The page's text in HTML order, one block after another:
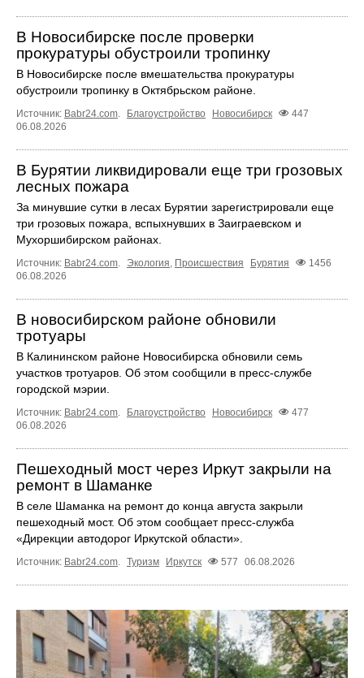
В Новосибирске после проверки
прокуратуры обустроили тропинку
В Новосибирске после вмешательства прокуратуры
обустроили тропинку в Октябрьском районе.
Источник: Babr24.com. Благоустройство Новосибирск
447
06.08.2026
В Бурятии ликвидировали еще три грозовых
лесных пожара
За минувшие сутки в лесах Бурятии зарегистрировали еще
три грозовых пожара, вспыхнувших в Заиграевском и
Мухоршибирском районах.
Источник: Babr24.com. Экология, Происшествия Бурятия
1456
06.08.2026
В новосибирском районе обновили
тротуары
В Калининском районе Новосибирска обновили семь
участков тротуаров. Об этом сообщили в пресс-службе
городской мэрии.
Источник: Babr24.com. Благоустройство Новосибирск
477
06.08.2026
Пешеходный мост через Иркут закрыли на
ремонт в Шаманке
В селе Шаманка на ремонт до конца августа закрыли
пешеходный мост. Об этом сообщает пресс‑служба
«Дирекции автодорог Иркутской области».
Источник: Babr24.com. Туризм Иркутск 577 06.08.2026